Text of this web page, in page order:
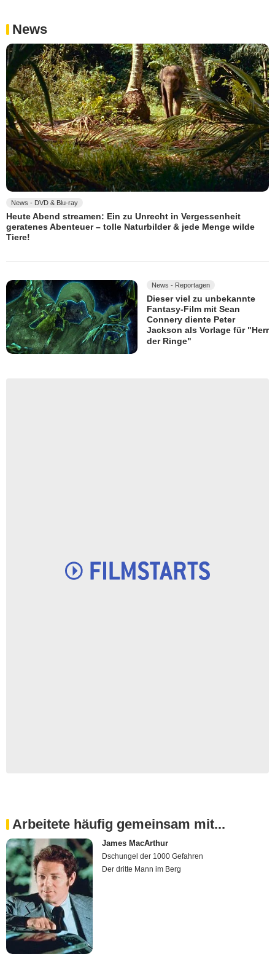
News
News - DVD & Blu-ray
Heute Abend streamen: Ein zu Unrecht in Vergessenheit
geratenes Abenteuer – tolle Naturbilder & jede Menge wilde
Tiere!
News - Reportagen
Dieser viel zu unbekannte
Fantasy-Film mit Sean
Connery diente Peter
Jackson als Vorlage für "Herr
der Ringe"
Arbeitete häufig gemeinsam mit...
James MacArthur
Dschungel der 1000 Gefahren
Der dritte Mann im Berg